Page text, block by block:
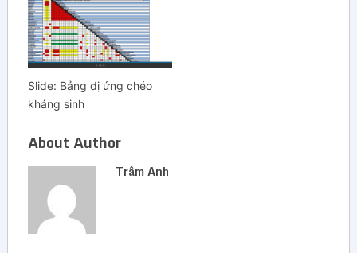
Slide: Bảng dị ứng chéo
kháng sinh
About Author
Trâm Anh